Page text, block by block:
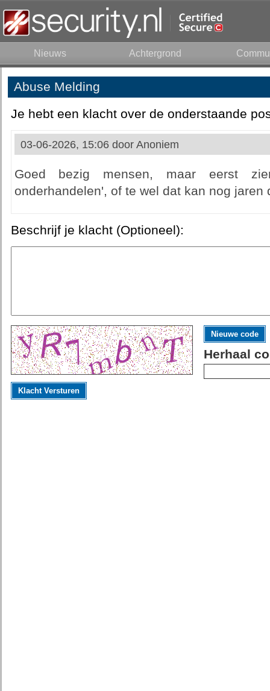
Nieuws Achtergrond
Abuse Melding
Je hebt een klacht over de onderstaande
03-06-2026, 15:06 door Anoniem
Goed bezig mensen, maar eerst
onderhandelen', of te wel dat kan nog jaren
Beschrijf je klacht (Optioneel):
Nieuwe code
Herhaal
Klacht Versturen